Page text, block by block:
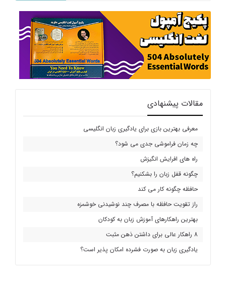
مقالات پیشنهادی
معرفی بهترین بازی برای یادگیری زبان انگلیسی
چه زمان فراموشی جدی می شود؟
راه های افرایش انگیزش
چگونه قفل زبان را بشکنیم؟
حافظه چگونه کار می کند
راز تقویت حافظه با مصرف چند نوشیدنی خوشمزه
بهترین راهکارهای آموزش زبان به کودکان
8 راهکار عالی برای داشتن ذهن مثبت
یادگیری زبان به صورت فشرده امکان پذیر است؟